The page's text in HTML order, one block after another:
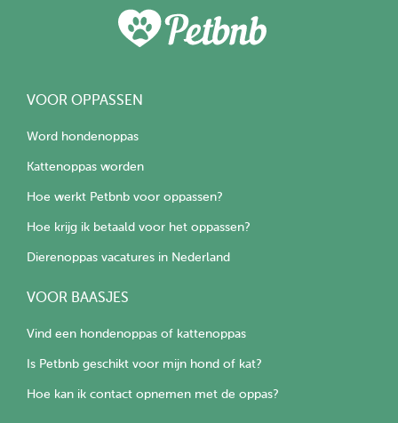
VOOR OPPASSEN
Word hondenoppas
Kattenoppas worden
Hoe werkt Petbnb voor oppassen?
Hoe krijg ik betaald voor het oppassen?
Dierenoppas vacatures in Nederland
VOOR BAASJES
Vind een hondenoppas of kattenoppas
Is Petbnb geschikt voor mijn hond of kat?
Hoe kan ik contact opnemen met de oppas?